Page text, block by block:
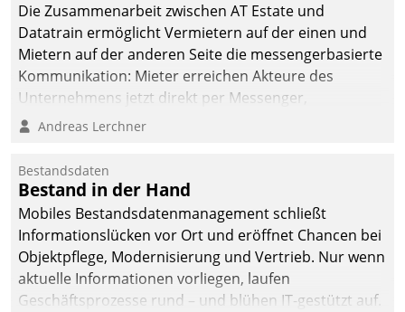
Die Zusammenarbeit zwischen AT Estate und
Datatrain ermöglicht Vermietern auf der einen und
Mietern auf der anderen Seite die messengerbasierte
Kommunikation: Mieter erreichen Akteure des
Unternehmens jetzt direkt per Messenger,
Mitarbeiter oder Dienstleister empfangen oder
Andreas Lerchner
Bestandsdaten
Bestand in der Hand
Mobiles Bestandsdatenmanagement schließt
Informationslücken vor Ort und eröffnet Chancen bei
Objektpflege, Modernisierung und Vertrieb. Nur wenn
aktuelle Informationen vorliegen, laufen
Geschäftsprozesse rund – und blühen IT-gestützt auf.